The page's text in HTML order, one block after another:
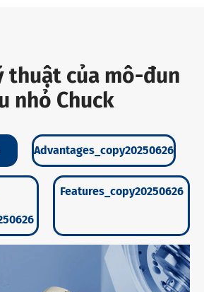
thuật của mô-đun
nhỏ Chuck
Advantages_copy20250626
Features_copy20250626